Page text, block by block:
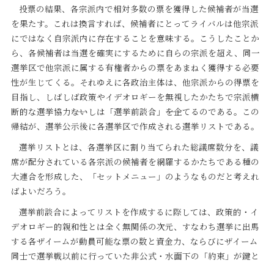
投票の結果、各宗派内で相対多数の票を獲得した候補者が当選
を果たす。これは換言すれば、候補者にとってライバルは他宗派
にではなく自宗派内に存在することを意味する。こうしたことか
ら、各候補者は当選を確実にするために自らの宗派を超え、同一
選挙区で他宗派に属する有権者からの票をあまねく獲得する必要
性が生じてくる。それゆえに各政治主体は、他宗派からの得票を
目指し、しばしば政策やイデオロギーを無視したかたちで宗派横
断的な選挙協力――ないしは「選挙前談合」――を企てるのである。この
帰結が、選挙公示後に各選挙区で作成される選挙リストである。
選挙リストとは、各選挙区に割り当てられた総議席数分を、議
席が配分されている各宗派の候補者を網羅するかたちである種の
大連合を形成した、「セットメニュー」のようなものだと考えれ
ばよいだろう。
選挙前談合によってリストを作成するに際しては、政策的・イ
デオロギー的親和性とは全く無関係の次元、すなわち選挙に出馬
する各ザイームが動員可能な票の数と資金力、ならびにザイーム
同士で選挙戦以前に行っていた非公式・水面下の「約束」が鍵と